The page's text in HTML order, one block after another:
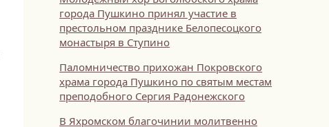
города Пушкино принял участие в
престольном празднике Белопесоцкого
монастыря в Ступино
Паломничество прихожан Покровского
храма города Пушкино по святым местам
преподобного Сергия Радонежского
В Яхромском благочинии молитвенно